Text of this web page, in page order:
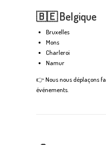
🇧🇪 Belgique
Bruxelles
Mons
Charleroi
Namur
👉 Nous nous déplaçons
événements.